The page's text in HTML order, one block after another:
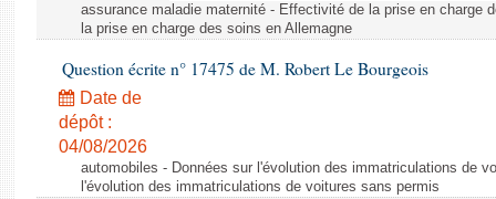
assurance maladie maternité - Effectivité de la prise en charge
la prise en charge des soins en Allemagne
Question écrite n° 17475 de M. Robert Le Bourgeois
Date de
dépôt :
04/08/2026
automobiles - Données sur l'évolution des immatriculations de
l'évolution des immatriculations de voitures sans permis